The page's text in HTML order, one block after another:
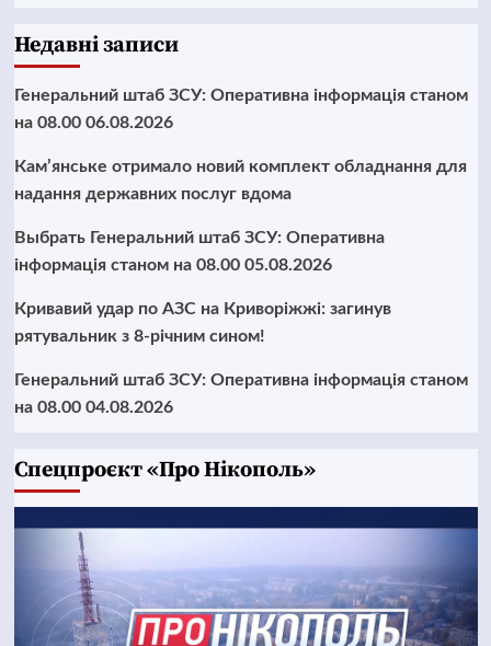
Недавні записи
Генеральний штаб ЗСУ: Оперативна інформація станом
на 08.00 06.08.2026
Кам’янське отримало новий комплект обладнання для
надання державних послуг вдома
Выбрать Генеральний штаб ЗСУ: Оперативна
інформація станом на 08.00 05.08.2026
Кривавий удар по АЗС на Криворіжжі: загинув
рятувальник з 8-річним сином!
Генеральний штаб ЗСУ: Оперативна інформація станом
на 08.00 04.08.2026
Cпецпроєкт «Про Нікополь»